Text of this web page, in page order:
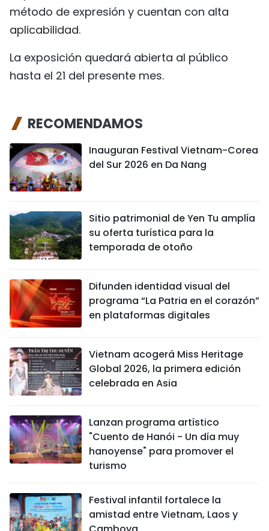
método de expresión y cuentan con alta
aplicabilidad.
La exposición quedará abierta al público
hasta el 21 del presente mes.
RECOMENDAMOS
Inauguran Festival Vietnam-Corea
del Sur 2026 en Da Nang
Sitio patrimonial de Yen Tu amplía
su oferta turística para la
temporada de otoño
Difunden identidad visual del
programa “La Patria en el corazón”
en plataformas digitales
Vietnam acogerá Miss Heritage
Global 2026, la primera edición
celebrada en Asia
Lanzan programa artístico
"Cuento de Hanói - Un día muy
hanoyense" para promover el
turismo
Festival infantil fortalece la
amistad entre Vietnam, Laos y